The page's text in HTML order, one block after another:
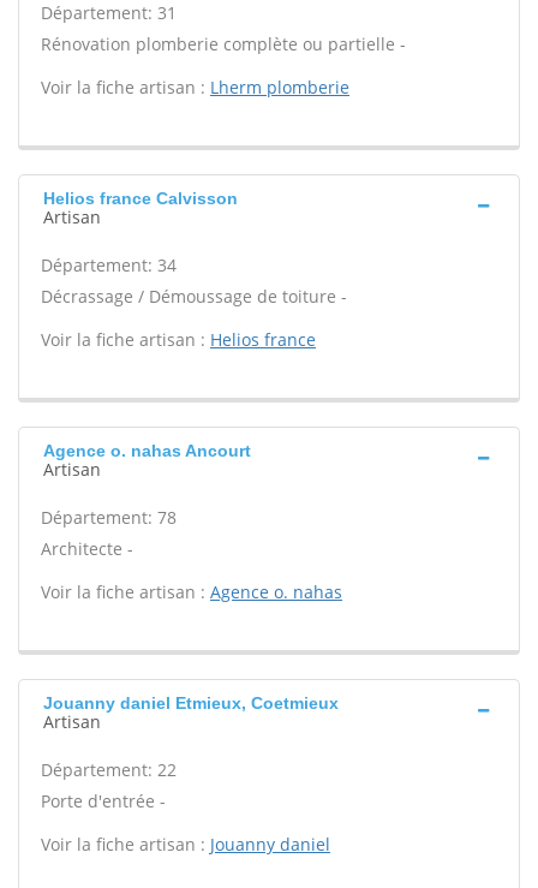
Département: 31
Rénovation plomberie complète ou partielle -
Voir la fiche artisan : Lherm plomberie
Helios france Calvisson
Artisan
Département: 34
Décrassage / Démoussage de toiture -
Voir la fiche artisan : Helios france
Agence o. nahas Ancourt
Artisan
Département: 78
Architecte -
Voir la fiche artisan : Agence o. nahas
Jouanny daniel Etmieux, Coetmieux
Artisan
Département: 22
Porte d'entrée -
Voir la fiche artisan : Jouanny daniel